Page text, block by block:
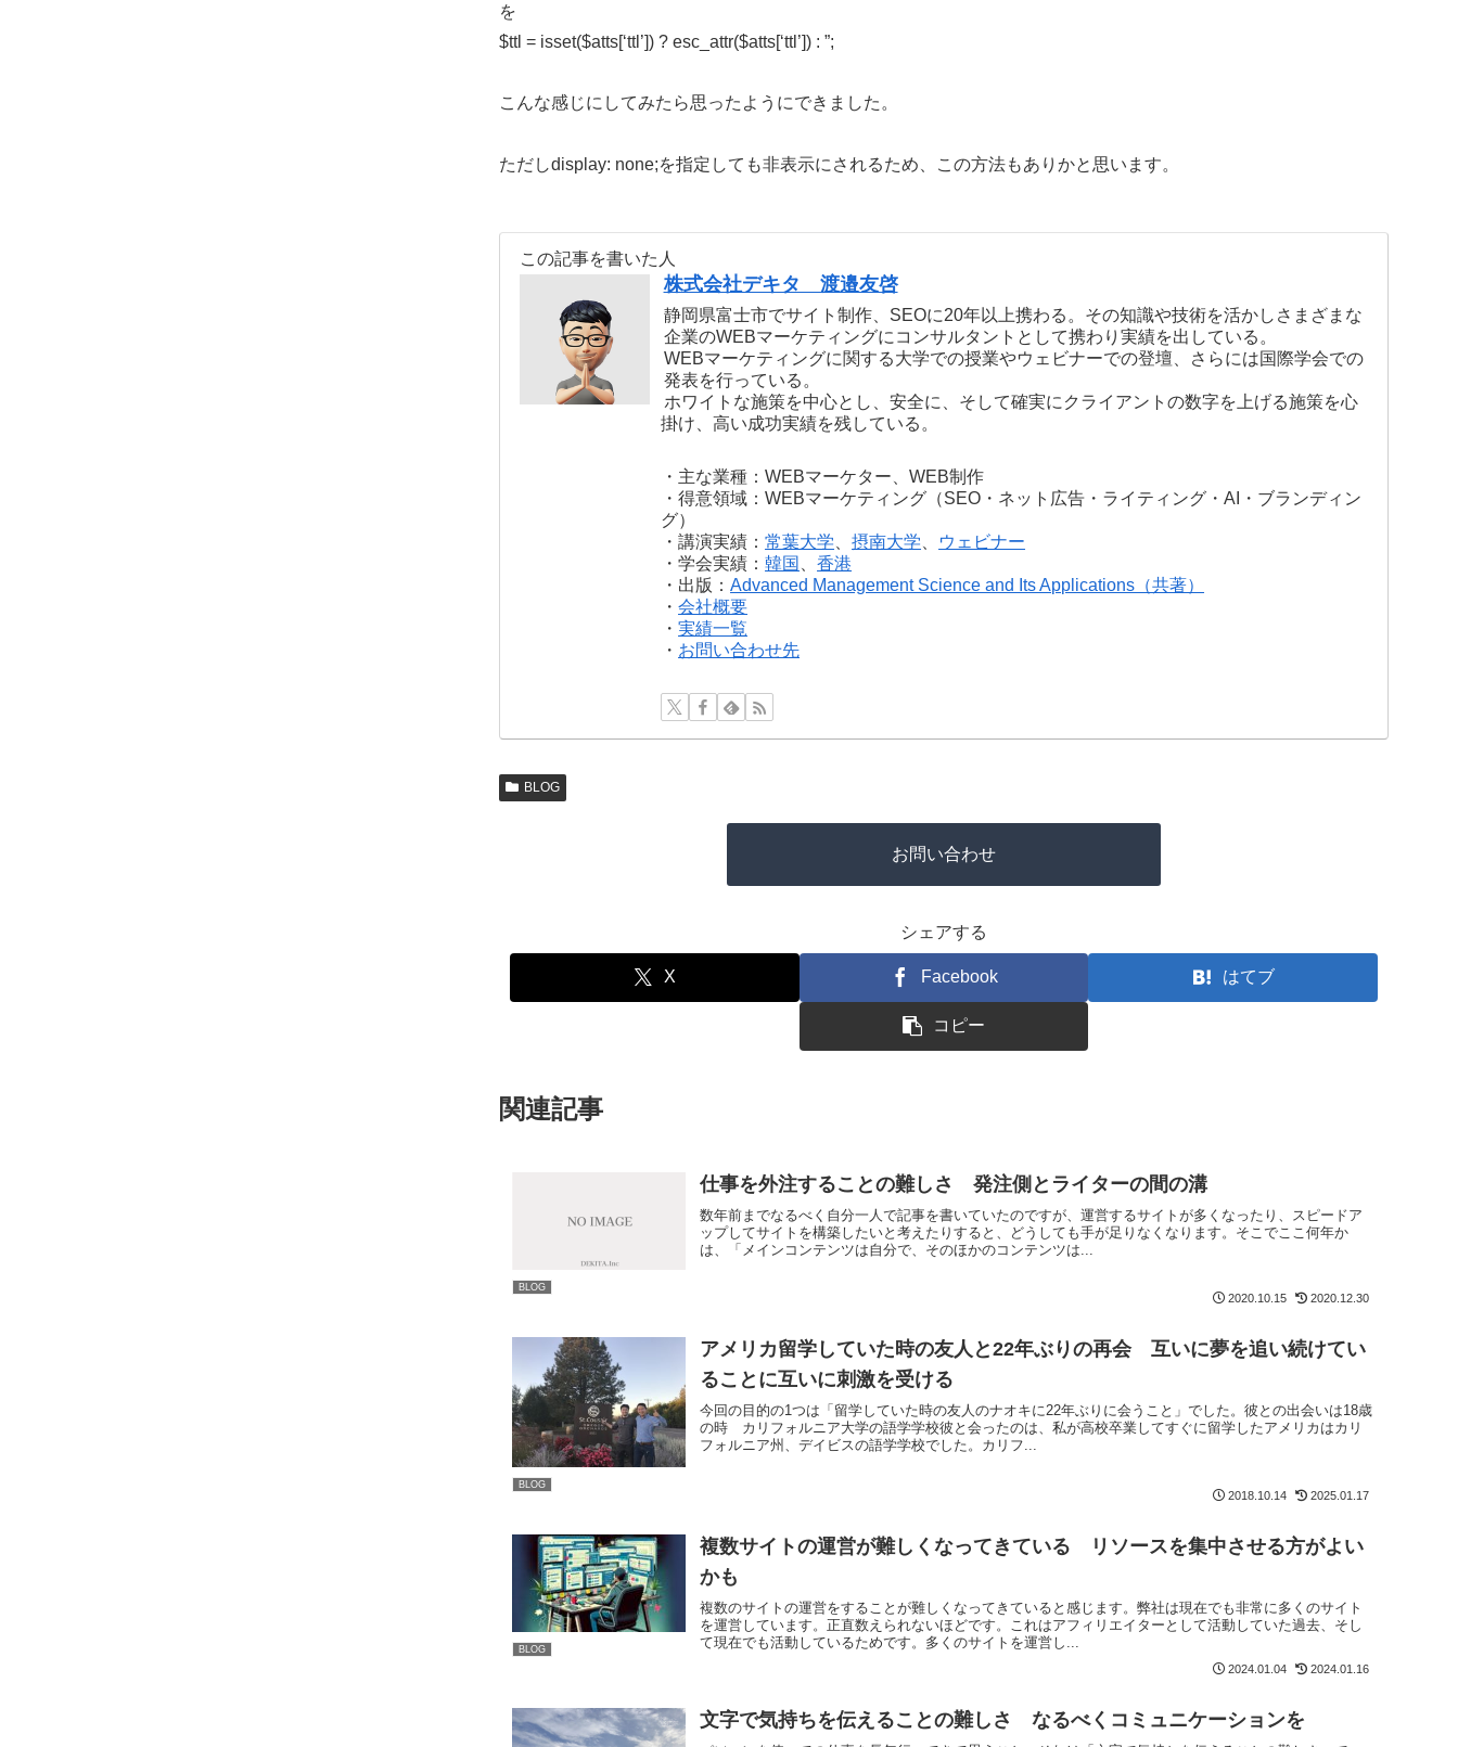
を
$ttl = isset($atts[‘ttl’]) ? esc_attr($atts[‘ttl’]) : ”;
こんな感じにしてみたら思ったようにできました。
ただしdisplay: none;を指定しても非表示にされるため、この方法もありかと思います。
この記事を書いた人
株式会社デキタ 渡邉友啓
静岡県富士市でサイト制作、SEOに20年以上携わる。その知識や技術を活かしさまざまな
企業のWEBマーケティングにコンサルタントとして携わり実績を出している。
WEBマーケティングに関する大学での授業やウェビナーでの登壇、さらには国際学会での
発表を行っている。
ホワイトな施策を中心とし、安全に、そして確実にクライアントの数字を上げる施策を心
掛け、高い成功実績を残している。
・主な業種：WEBマーケター、WEB制作
・得意領域：WEBマーケティング（SEO・ネット広告・ライティング・AI・ブランディン
グ）
・講演実績：常葉大学 、摂南大学
ウェビナー
・学会実績：韓国 、香港
・出版：Advanced Management Science and Its Applications（共著）
・会社概要
・実績一覧
・ お問い合わせ先
BLOG
お問い合わせ
シェアする
X Facebook はてブ
コピー
関連記事
BLOG
仕事を外注することの難しさ 発注側とライターの間の溝
数年前までなるべく自分一人で記事を書いていたのですが、運営するサイトが多くなったり、スピードア
ップしてサイトを構築したいと考えたりすると、どうしても手が足りなくなります。そこでここ何年か
は、「メインコンテンツは自分で、そのほかのコンテンツは...
2020.10.15 2020.12.30
BLOG
アメリカ留学していた時の友人と22年ぶりの再会 互いに夢を追い続けてい
ることに互いに刺激を受ける
今回の目的の1つは「留学していた時の友人のナオキに22年ぶりに会うこと」でした。彼との出会いは18歳
の時 カリフォルニア大学の語学学校彼と会ったのは、私が高校卒業してすぐに留学したアメリカはカリ
フォルニア州、デイビスの語学学校でした。カリフ...
2018.10.14 2025.01.17
BLOG
複数サイトの運営が難しくなってきている リソースを集中させる方がよい
かも
複数のサイトの運営をすることが難しくなってきていると感じます。弊社は現在でも非常に多くのサイト
を運営しています。正直数えられないほどです。これはアフィリエイターとして活動していた過去、そし
て現在でも活動しているためです。多くのサイトを運営し...
2024.01.04 2024.01.16
文字で気持ちを伝えることの難しさ なるべくコミュニケーションを